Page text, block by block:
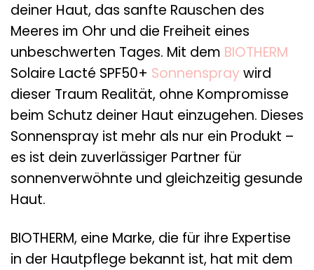
deiner Haut, das sanfte Rauschen des
Meeres im Ohr und die Freiheit eines
unbeschwerten Tages. Mit dem BIOTHERM
Solaire Lacté SPF50+ Sonnenspraywird
dieser Traum Realität, ohne Kompromisse
beim Schutz deiner Haut einzugehen. Dieses
Sonnenspray ist mehr als nur ein Produkt –
es ist dein zuverlässiger Partner für
sonnenverwöhnte und gleichzeitig gesunde
Haut.
BIOTHERM, eine Marke, die für ihre Expertise
in der Hautpflege bekannt ist, hat mit dem